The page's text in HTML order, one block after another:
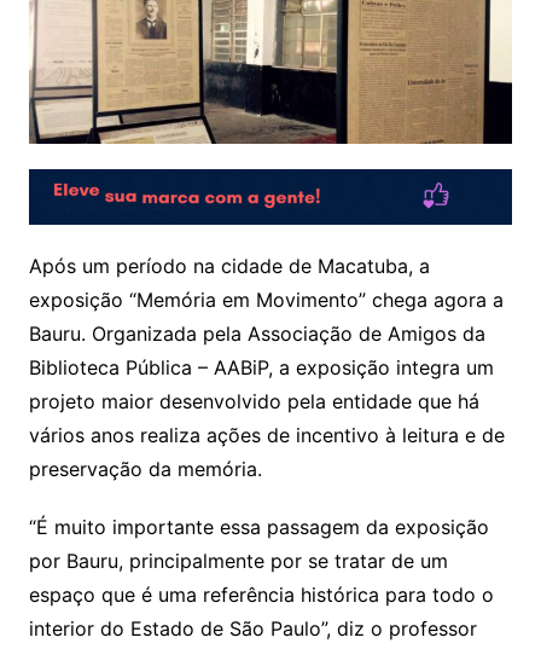
Após um período na cidade de Macatuba, a
exposição “Memória em Movimento” chega agora a
Bauru. Organizada pela Associação de Amigos da
Biblioteca Pública – AABiP, a exposição integra um
projeto maior desenvolvido pela entidade que há
vários anos realiza ações de incentivo à leitura e de
preservação da memória.
“É muito importante essa passagem da exposição
por Bauru, principalmente por se tratar de um
espaço que é uma referência histórica para todo o
interior do Estado de São Paulo”, diz o professor